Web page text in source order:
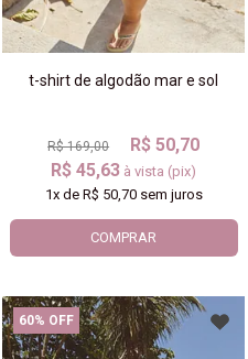
t-shirt de algodão mar e sol
R$ 169,00
R$ 50,70
R$ 45,63 à vista (pix)
1xde R$ 50,70sem juros
COMPRAR
60% OFF